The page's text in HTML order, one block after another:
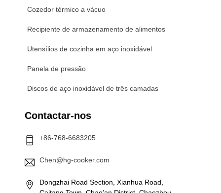
Cozedor térmico a vácuo
Recipiente de armazenamento de alimentos
Utensílios de cozinha em aço inoxidável
Panela de pressão
Discos de aço inoxidável de três camadas
Contactar-nos
+86-768-6683205
Chen@hg-cooker.com
Dongzhai Road Section, Xianhua Road,